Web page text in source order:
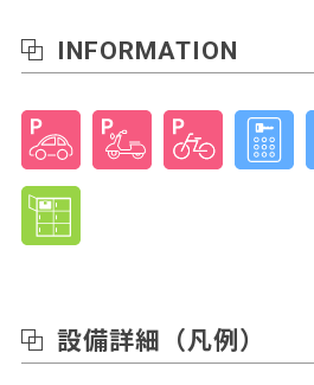
INFORMATION
設備詳細 （凡例）